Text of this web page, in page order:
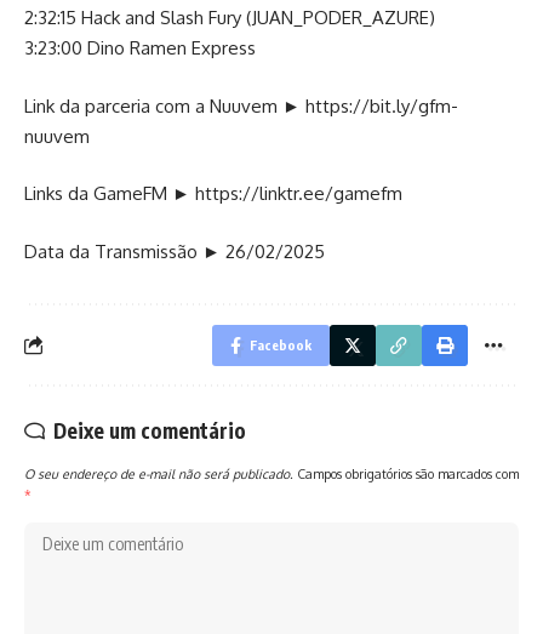
2:32:15 Hack and Slash Fury (JUAN_PODER_AZURE)
3:23:00 Dino Ramen Express
Link da parceria com a Nuuvem ► https://bit.ly/gfm-
nuuvem
Links da GameFM ► https://linktr.ee/gamefm
Data da Transmissão ► 26/02/2025
Facebook
Deixe um comentário
O seu endereço de e-mail não será publicado. Campos obrigatórios são marcados com
*